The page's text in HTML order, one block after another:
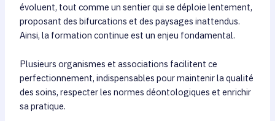
évoluent, tout comme un sentier qui se déploie lentement,
proposant des bifurcations et des paysages inattendus.
Ainsi, la formation continue est un enjeu fondamental.
Plusieurs organismes et associations facilitent ce
perfectionnement, indispensables pour maintenir la qualité
des soins, respecter les normes déontologiques et enrichir
sa pratique.